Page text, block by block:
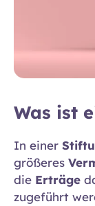
Was ist
In einer
größeres
die Erträge
zugeführt